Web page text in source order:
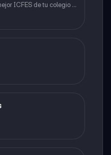
ICFES de tu colegio y
y estudiar aquella